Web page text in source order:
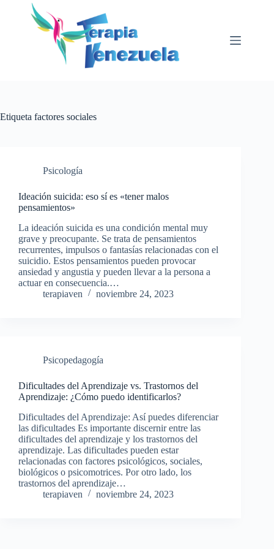
contenido
Etiqueta factores sociales
Psicología
Ideación suicida: eso sí es «tener malos
pensamientos»
La ideación suicida es una condición mental muy
grave y preocupante. Se trata de pensamientos
recurrentes, impulsos o fantasías relacionadas con el
suicidio. Estos pensamientos pueden provocar
ansiedad y angustia y pueden llevar a la persona a
actuar en consecuencia.…
terapiaven
noviembre 24, 2023
Psicopedagogía
Dificultades del Aprendizaje vs. Trastornos del
Aprendizaje: ¿Cómo puedo identificarlos?
Dificultades del Aprendizaje: Así puedes diferenciar
las dificultades Es importante discernir entre las
dificultades del aprendizaje y los trastornos del
aprendizaje. Las dificultades pueden estar
relacionadas con factores psicológicos, sociales,
biológicos o psicomotrices. Por otro lado, los
trastornos del aprendizaje…
terapiaven
noviembre 24, 2023